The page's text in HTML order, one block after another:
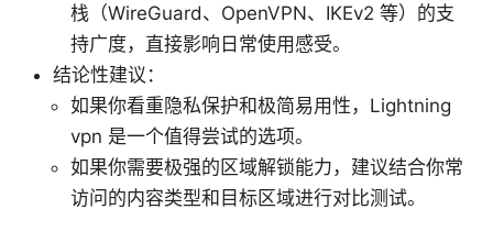
栈（WireGuard、OpenVPN、IKEv2 等）的支
持广度，直接影响日常使用感受。
结论性建议：
如果你看重隐私保护和极简易用性，Lightning
vpn 是一个值得尝试的选项。
如果你需要极强的区域解锁能力，建议结合你常
访问的内容类型和目标区域进行对比测试。